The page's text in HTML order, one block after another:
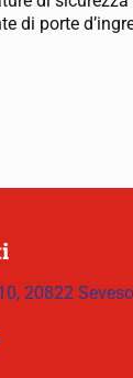
di porte
20822